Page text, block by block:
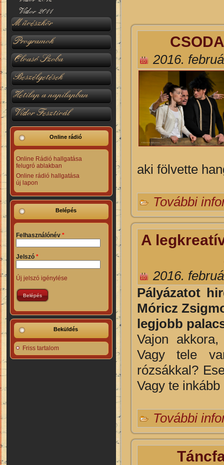
Vidor 2011
Művészkör
Programok
Olvasó Szoba
Beszélgetések
Hetilap a napilapban
Vidor Fesztivál
Online rádió
Online Rádió hallgatása
felugró ablakban
Online rádió hallgatása
új lapon
Belépés
Felhasználónév *
Jelszó *
Új jelszó igénylése
Beküldés
Friss tartalom
2016.
aki fölvette
További
A
2016.
Pályázatot
Móricz
legjobb
Vajon
Vagy tele
rózsákkal?
Vagy te
További